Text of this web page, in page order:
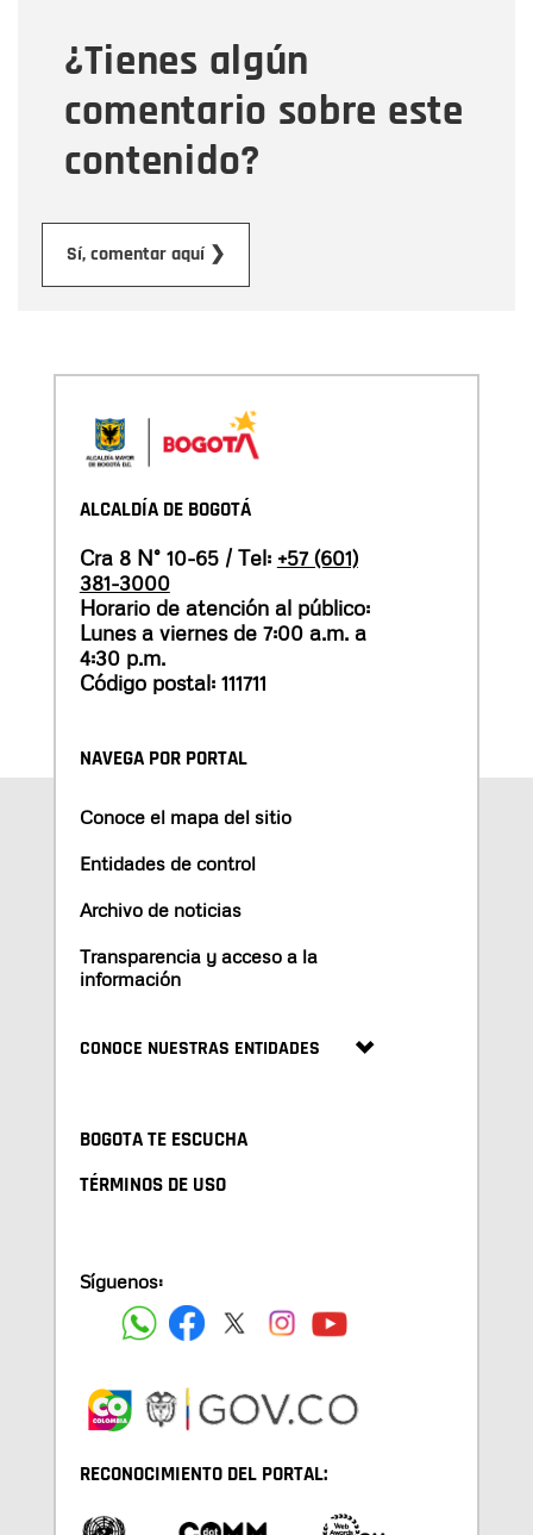
¿Tienes algún
comentario sobre este
contenido?
Sí, comentar aquí ❯
Mensaje
ALCALDÍA DE BOGOTÁ
Cra 8 N° 10-65 / Tel: +57 (601)
381-3000
Horario de atención al público:
Lunes a viernes de 7:00 a.m. a
4:30 p.m.
Código postal: 111711
NAVEGA POR PORTAL
Conoce el mapa del sitio
Entidades de control
Archivo de noticias
Transparencia y acceso a la
información
CONOCE NUESTRAS ENTIDADES
BOGOTA TE ESCUCHA
TÉRMINOS DE USO
Síguenos:
RECONOCIMIENTO DEL PORTAL: